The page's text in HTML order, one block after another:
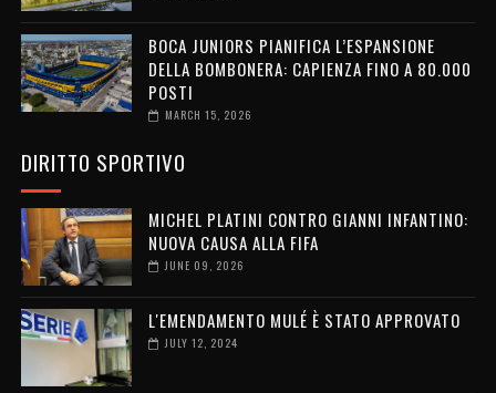
BOCA JUNIORS PIANIFICA L’ESPANSIONE
DELLA BOMBONERA: CAPIENZA FINO A 80.000
POSTI
MARCH 15, 2026
DIRITTO SPORTIVO
MICHEL PLATINI CONTRO GIANNI INFANTINO:
NUOVA CAUSA ALLA FIFA
JUNE 09, 2026
L'EMENDAMENTO MULÉ È STATO APPROVATO
JULY 12, 2024